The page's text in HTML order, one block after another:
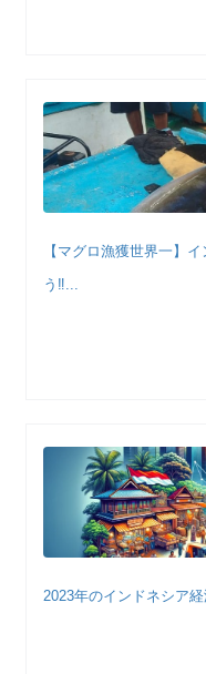
【マグロ漁獲世界一】
う‼...
2023年のインドネシア